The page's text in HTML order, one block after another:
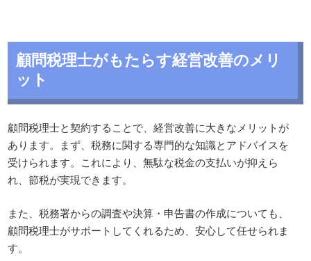
顧問税理士がもたらす経営改善のメリ
ット
顧問税理士と契約することで、経営改善に大きなメリットが
あります。まず、税務に関する専門的な知識とアドバイスを
受けられます。これにより、無駄な税金の支払いが抑えら
れ、節税が実現できます。
また、税務署からの調査や決算・申告書の作成についても、
顧問税理士がサポートしてくれるため、安心して任せられま
す。